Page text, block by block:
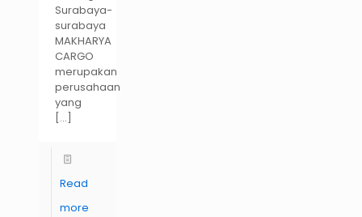
Surabaya-
surabaya
MAKHARYA
CARGO
merupakan
perusahaan
yang
[…]
Read
more